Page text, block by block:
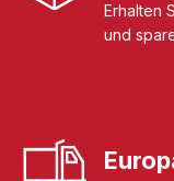
Erhalten
und